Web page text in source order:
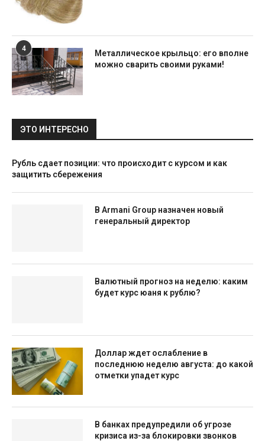
4
Металлическое крыльцо: его вполне
можно сварить своими руками!
ЭТО ИНТЕРЕСНО
Рубль сдает позиции: что происходит с курсом и как
защитить сбережения
В Armani Group назначен новый
генеральный директор
Валютный прогноз на неделю: каким
будет курс юаня к рублю?
Доллар ждет ослабление в
последнюю неделю августа: до какой
отметки упадет курс
В банках предупредили об угрозе
кризиса из-за блокировки звонков